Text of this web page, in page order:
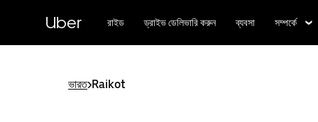
বিষয়সূচিতে
Uber রাইড ড্রাইভ ডেলিভারি করুন ব্যবসা সম্পর্কে
ভারত>Raikot